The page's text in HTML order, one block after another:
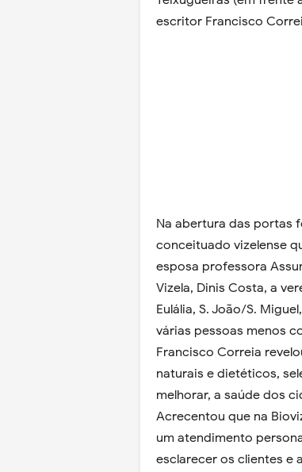
escritor Francisco
Na abertura das portas
conceituado vizelense
esposa professora
Vizela, Dinis Costa, a
Eulália, S. João/S.
várias pessoas menos
Francisco Correia
naturais e dietéticos,
melhorar, a saúde dos
Acrecentou que na
um atendimento
esclarecer os clientes e